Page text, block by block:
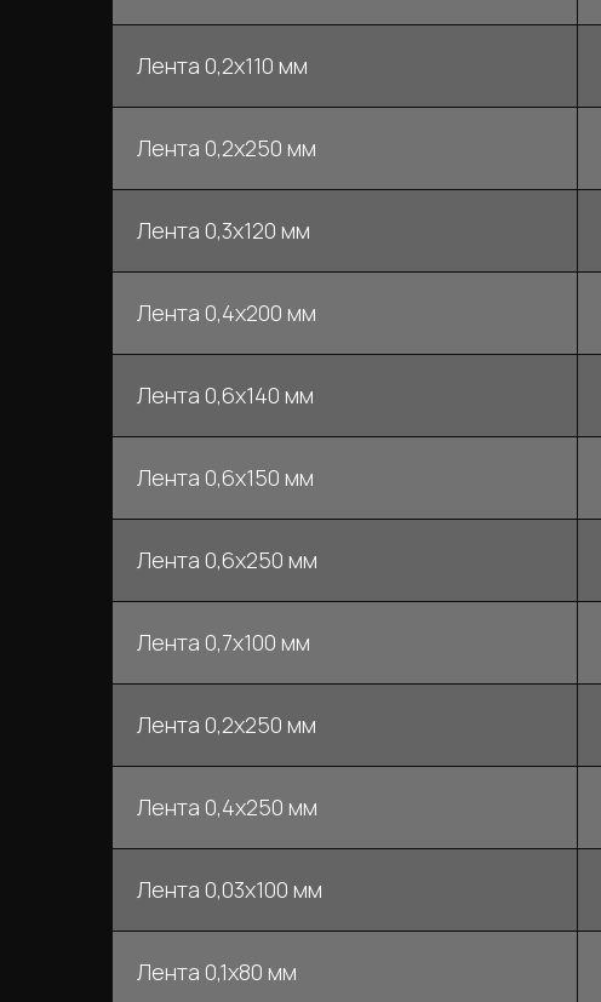
Лента 0,2х110 мм
Лента 0,2х250 мм
Лента 0,3х120 мм
Лента 0,4х200 мм
Лента 0,6х140 мм
Лента 0,6х150 мм
Лента 0,6х250 мм
Лента 0,7х100 мм
Лента 0,2х250 мм
Лента 0,4х250 мм
Лента 0,03х100 мм
Лента 0,1х80 мм